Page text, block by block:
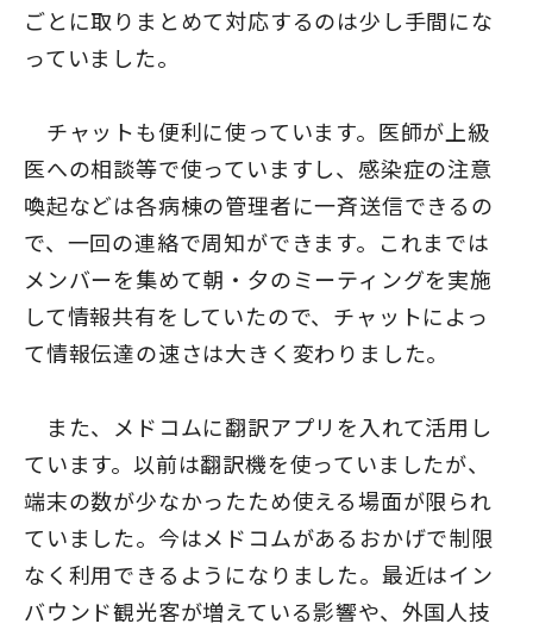
ごとに取りまとめて対応するのは少し手間にな
っていました。
チャットも便利に使っています。医師が上級
医への相談等で使っていますし、感染症の注意
喚起などは各病棟の管理者に一斉送信できるの
で、一回の連絡で周知ができます。これまでは
メンバーを集めて朝・夕のミーティングを実施
して情報共有をしていたので、チャットによっ
て情報伝達の速さは大きく変わりました。
また、メドコムに翻訳アプリを入れて活用し
ています。以前は翻訳機を使っていましたが、
端末の数が少なかったため使える場面が限られ
ていました。今はメドコムがあるおかげで制限
なく利用できるようになりました。最近はイン
バウンド観光客が増えている影響や、外国人技